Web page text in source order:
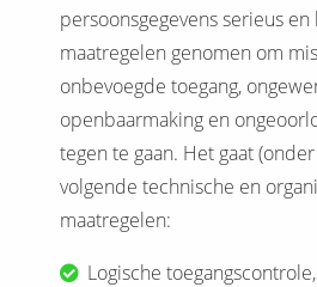
persoonsgegevens serieus
maatregelen genomen om
onbevoegde toegang,
openbaarmaking en
tegen te gaan. Het gaat
volgende technische en
maatregelen:
Logische